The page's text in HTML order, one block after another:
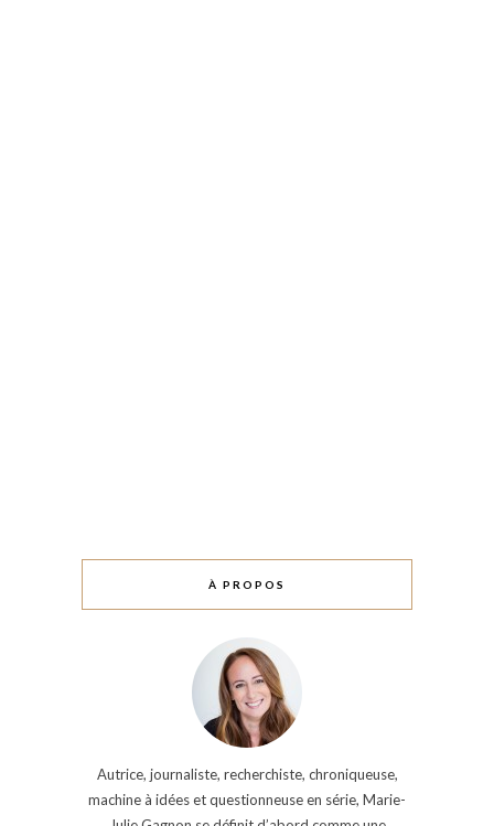
À PROPOS
Autrice, journaliste, recherchiste, chroniqueuse,
machine à idées et questionneuse en série, Marie-